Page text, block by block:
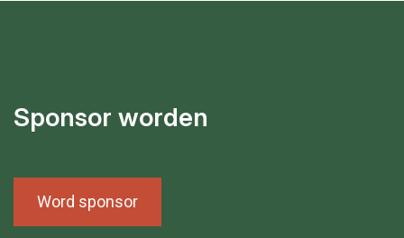
Sponsor worden
Word sponsor